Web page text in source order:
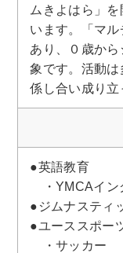
ムきよはら」
います。「マ
あり、０歳か
象です。活動
係し合い成り立
●英語教育
・YMCAイン
●ジムナスティ
●ユーススポー
・サッカー